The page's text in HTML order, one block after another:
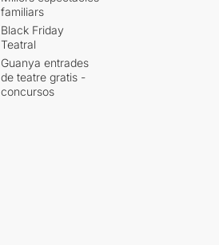
familiars
Black Friday
Teatral
Guanya entrades
de teatre gratis -
concursos